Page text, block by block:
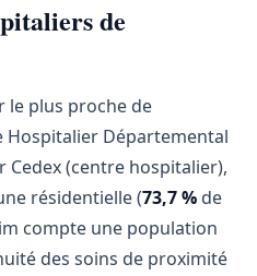
de
le plus proche de
Hospitalier Départemental
Cedex (centre hospitalier),
résidentielle (73,7 % de
compte une population
des soins de proximité